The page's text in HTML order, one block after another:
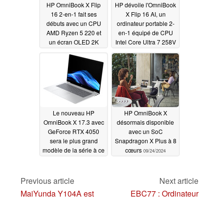
HP OmniBook X Flip
16 2-en-1 fait ses
débuts avec un CPU
AMD Ryzen 5 220 et
un écran OLED 2K
HP dévoile l'OmniBook
X Flip 16 AI, un
ordinateur portable 2-
en-1 équipé de CPU
Intel Core Ultra 7 258V
et d'un écran OLED 3K
03/18/2025
Le nouveau HP
OmniBook X 17.3 avec
GeForce RTX 4050
sera le plus grand
modèle de la série à ce
HP OmniBook X
désormais disponible
avec un SoC
Snapdragon X Plus à 8
cœurs 09/24/2024
Previous article
MaiYunda Y104A est
Next article
EBC77 : Ordinateur